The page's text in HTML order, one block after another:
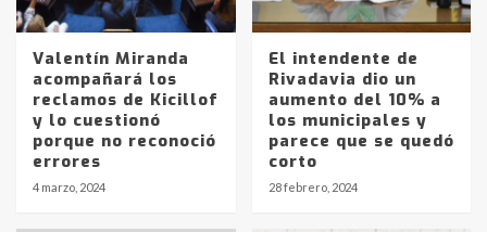
Valentín Miranda
acompañará los
reclamos de Kicillof
y lo cuestionó
porque no reconoció
errores
4 marzo, 2024
El intendente de
Rivadavia dio un
aumento del 10% a
los municipales y
parece que se quedó
corto
28 febrero, 2024